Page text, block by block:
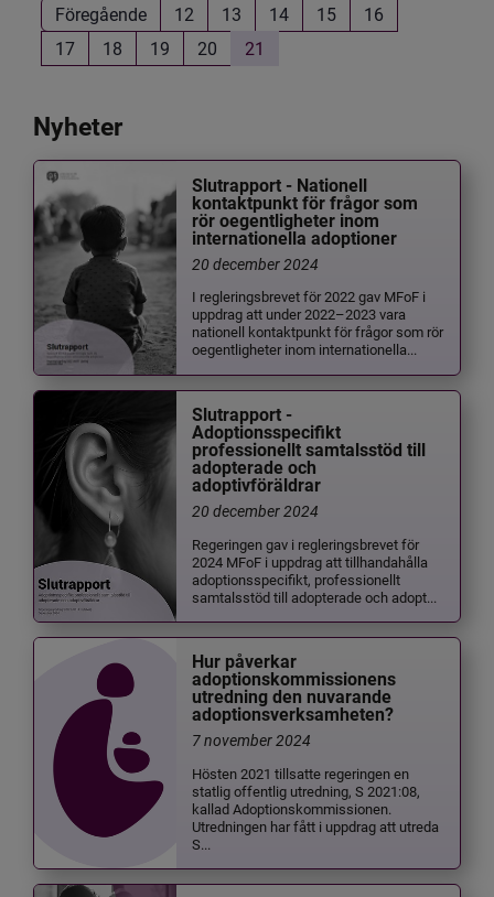
Föregående 12 13 14 15
16
17
18 19 20 21
Nyheter
Slutrapport - Nationell
kontaktpunkt för frågor som
rör oegentligheter inom
internationella adoptioner
20 december 2024
I regleringsbrevet för 2022 gav MFoF i
uppdrag att under 2022–2023 vara
nationell kontaktpunkt för frågor som rör
oegentligheter inom internationella...
Slutrapport -
Adoptionsspecifikt
professionellt samtalsstöd till
adopterade och
adoptivföräldrar
20 december 2024
Regeringen gav i regleringsbrevet för
2024 MFoF i uppdrag att tillhandahålla
adoptionsspecifikt, professionellt
samtalsstöd till adopterade och adopt...
Hur påverkar
adoptionskommissionens
utredning den nuvarande
adoptionsverksamheten?
7 november 2024
Hösten 2021 tillsatte regeringen en
statlig offentlig utredning, S 2021:08,
kallad Adoptionskommissionen.
Utredningen har fått i uppdrag att utreda
S...